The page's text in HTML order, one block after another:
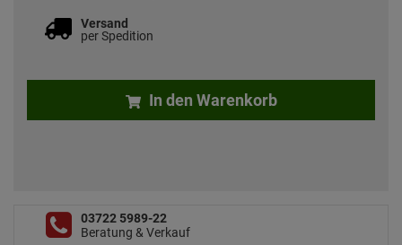
Versand
per Spedition
In den Warenkorb
03722 5989-22
Beratung & Verkauf